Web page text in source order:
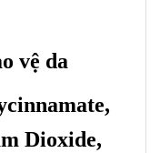
vệ da
Dioxide,